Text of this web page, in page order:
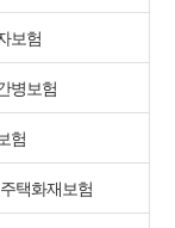
보험
병보험
험
택화재보험